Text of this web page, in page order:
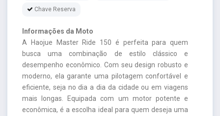
Chave Reserva
Informações da Moto
A Haojue Master Ride 150 é perfeita para quem
busca uma combinação de estilo clássico e
desempenho econômico. Com seu design robusto e
moderno, ela garante uma pilotagem confortável e
eficiente, seja no dia a dia da cidade ou em viagens
mais longas. Equipada com um motor potente e
econômica, é a escolha ideal para quem deseja uma